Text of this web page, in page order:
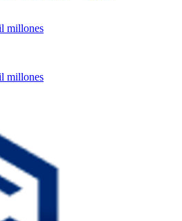
millones
millones